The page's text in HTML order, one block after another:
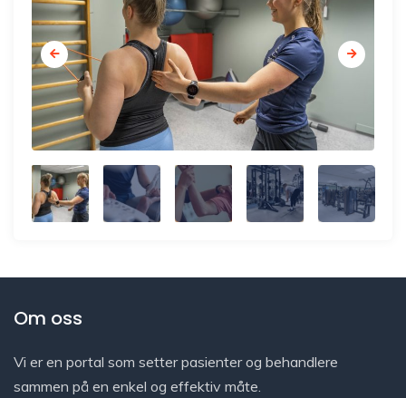
Om oss
Vi er en portal som setter pasienter og behandlere
sammen på en enkel og effektiv måte.